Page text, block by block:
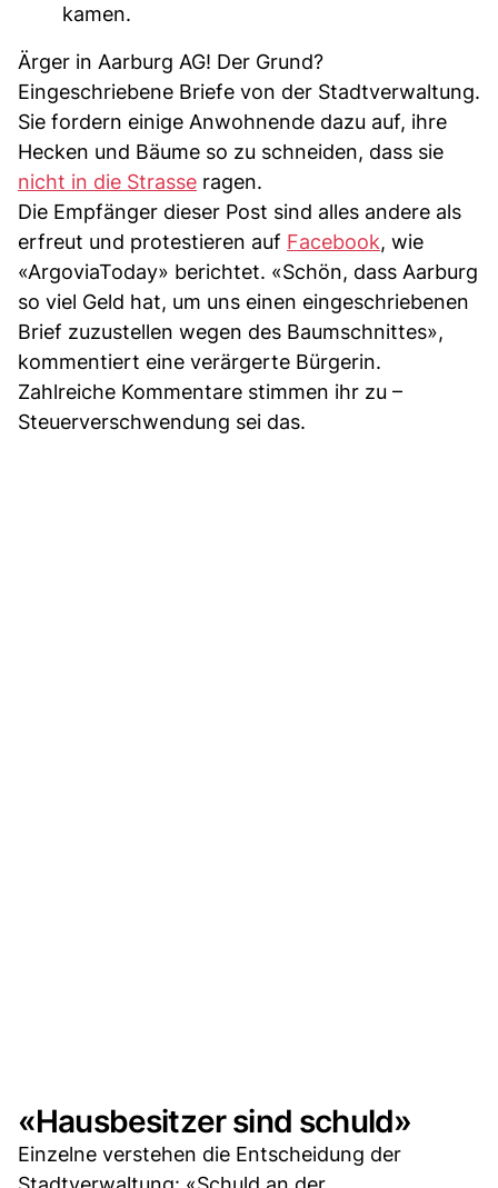
kamen.
Ärger in Aarburg AG! Der Grund?
Eingeschriebene Briefe von der Stadtverwaltung.
Sie fordern einige Anwohnende dazu auf, ihre
Hecken und Bäume so zu schneiden, dass sie
nicht in die Strasse ragen.
Die Empfänger dieser Post sind alles andere als
erfreut und protestieren auf Facebook, wie
«ArgoviaToday» berichtet. «Schön, dass Aarburg
so viel Geld hat, um uns einen eingeschriebenen
Brief zuzustellen wegen des Baumschnittes»,
kommentiert eine verärgerte Bürgerin.
Zahlreiche Kommentare stimmen ihr zu –
Steuerverschwendung sei das.
«Hausbesitzer sind schuld»
Einzelne verstehen die Entscheidung der